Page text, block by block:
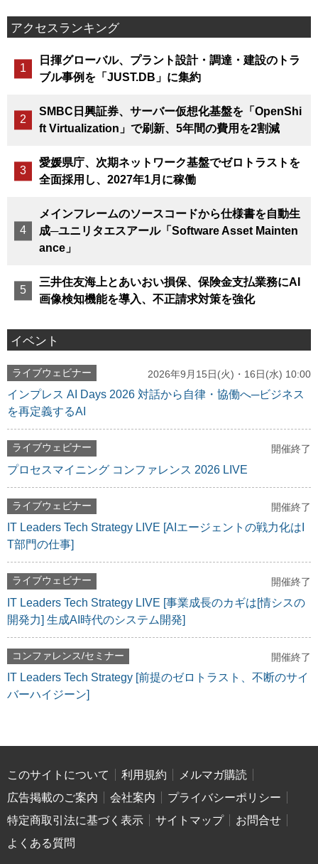
アクセスランキング
日揮グローバル、プラント設計・調達・建設のトラ
ブル事例を「JUST.DB」に集約
SMBC日興証券、サーバー仮想化基盤を「OpenShi
ft Virtualization」で刷新、5年間の費用を2割減
愛媛県庁、次期ネットワーク基盤でゼロトラストを
全面採用し、2027年1月に稼働
メインフレームのソースコードから仕様書を自動生
成─ユニリタエスアール「Software Asset Mainten
ance」
三井住友海上とあいおい損保、保険金支払業務にAI
画像検知機能を導入、不正請求対策を強化
イベント
ライブウェビナー 2026年9月15日(火)・16日(水) 10:00
インプレス AI Days 2026 対話から自律・協働へ─ビジネス
を再定義するAI
ライブウェビナー 開催終了
プロセスマイニング コンファレンス 2026 LIVE
ライブウェビナー 開催終了
IT Leaders Tech Strategy LIVE [AIエージェントの戦力化はI
T部門の仕事]
ライブウェビナー 開催終了
IT Leaders Tech Strategy LIVE [事業成長のカギは[情シスの
開発力] 生成AI時代のシステム開発]
コンファレンス/セミナー 開催終了
IT Leaders Tech Strategy [前提のゼロトラスト、不断のサイ
バーハイジーン]
このサイトについて 利用規約
メルマガ購読
広告掲載のご案内
会社案内
プライバシーポリシー
特定商取引法に基づく表示
サイトマップ
お問合せ
よくある質問